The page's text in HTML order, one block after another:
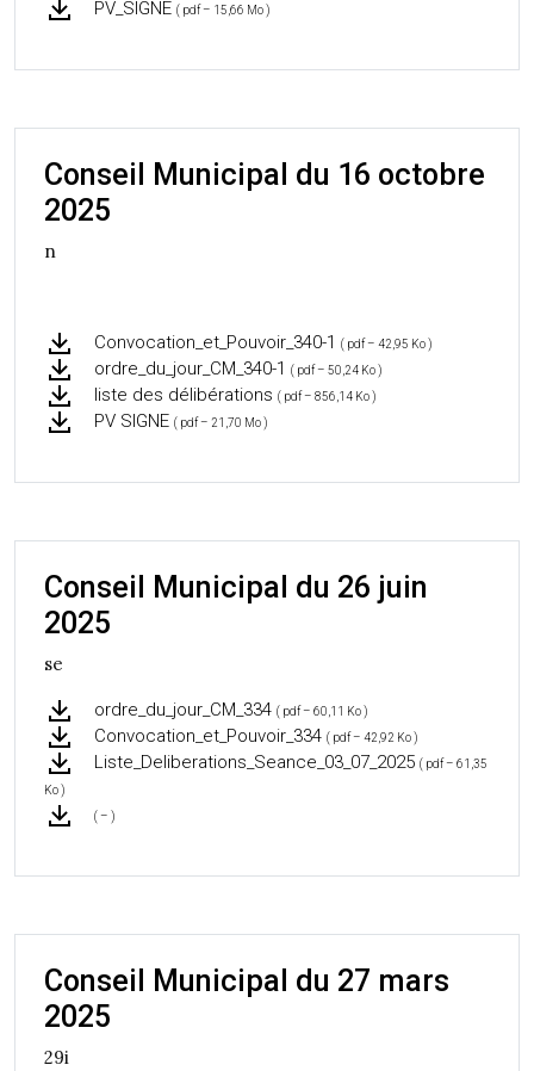
PV_SIGNE ( pdf – 15,66 Mo )
Conseil Municipal du 16 octobre
2025
n
Convocation_et_Pouvoir_340-1 ( pdf – 42,95 Ko )
ordre_du_jour_CM_340-1 ( pdf – 50,24 Ko )
liste des délibérations ( pdf – 856,14 Ko )
PV SIGNE ( pdf – 21,70 Mo )
Conseil Municipal du 26 juin
2025
se
ordre_du_jour_CM_334 ( pdf – 60,11 Ko )
Convocation_et_Pouvoir_334 ( pdf – 42,92 Ko )
Liste_Deliberations_Seance_03_07_2025 ( pdf – 61,35
Ko )
( – )
Conseil Municipal du 27 mars
2025
29i